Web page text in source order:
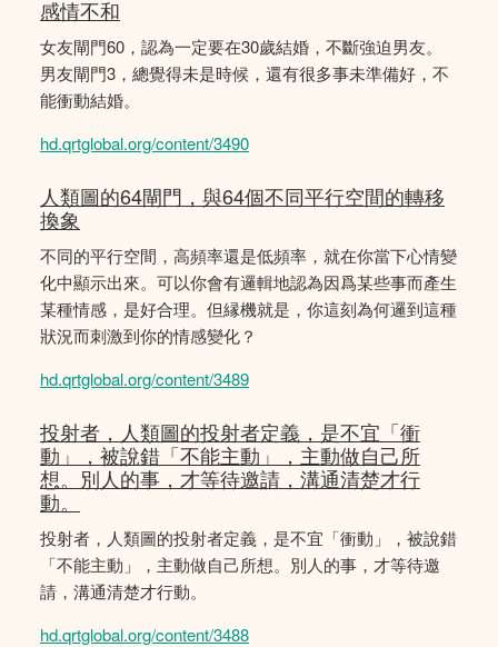
感情不和
女友閘門60，認為一定要在30歲結婚，不斷強迫男友。
男友閘門3，總覺得未是時候，還有很多事未準備好，不
能衝動結婚。
hd.qrtglobal.org/content/3490
人類圖的64閘門，與64個不同平行空間的轉移
換象
不同的平行空間，高頻率還是低頻率，就在你當下心情變
化中顯示出來。可以你會有邏輯地認為因爲某些事而產生
某種情感，是好合理。但縁機就是，你這刻為何邏到這種
狀況而刺激到你的情感變化？
hd.qrtglobal.org/content/3489
投射者，人類圖的投射者定義，是不宜「衝
動」，被說錯「不能主動」，主動做自己所
想。別人的事，才等待邀請，溝通清楚才行
動。
投射者，人類圖的投射者定義，是不宜「衝動」，被說錯
「不能主動」，主動做自己所想。別人的事，才等待邀
請，溝通清楚才行動。
hd.qrtglobal.org/content/3488